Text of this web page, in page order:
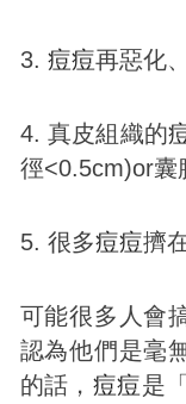
3. 痘痘再惡化
4. 真皮組織的
徑<0.5cm)or囊
5. 很多痘痘擠
可能很多人會
認為他們是毫
的話， 痘痘是